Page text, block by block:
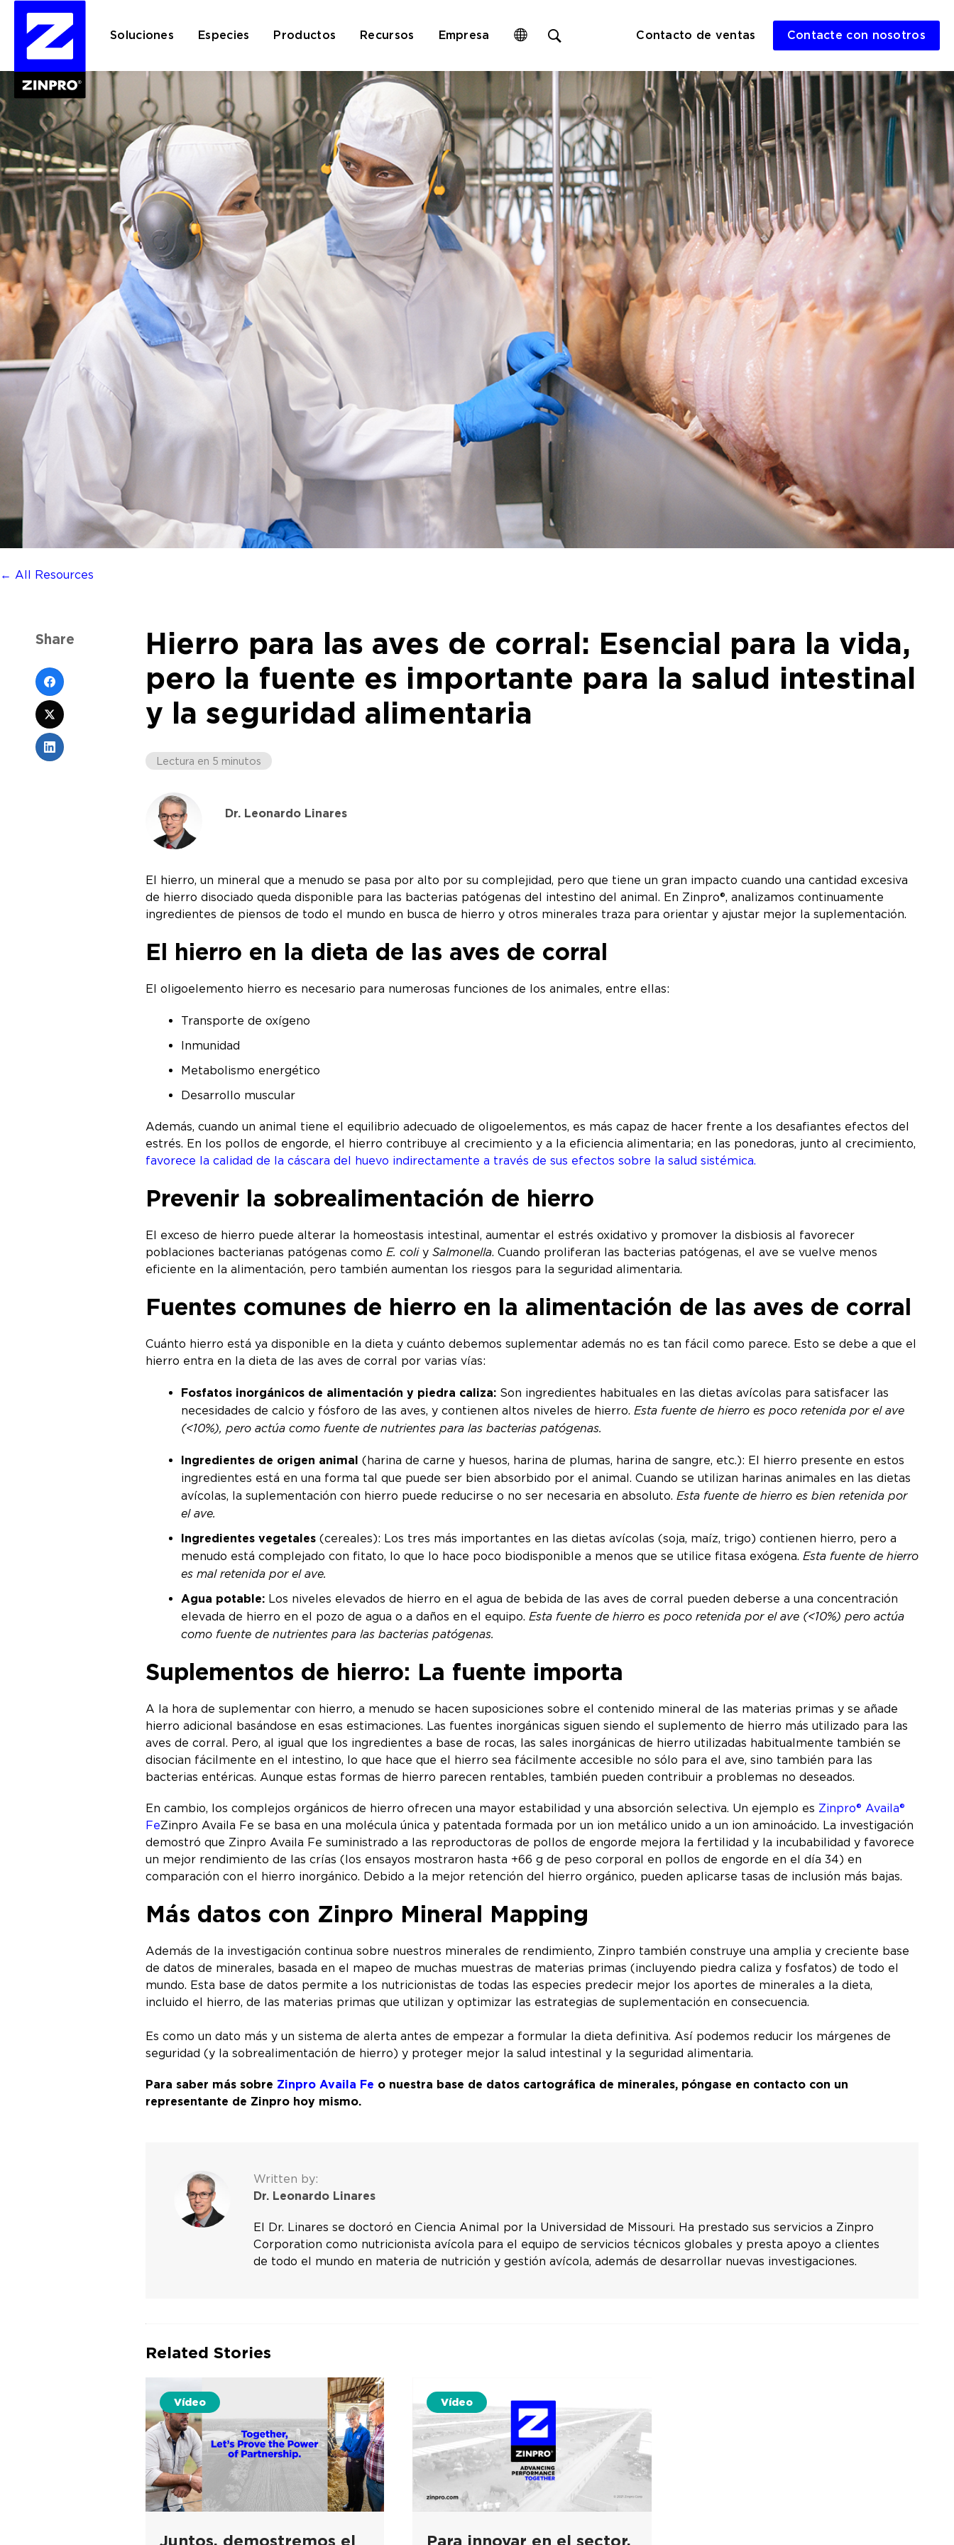
Soluciones Especies Productos Recursos Empresa
search
form
Contacto de ventas Contacte con nosotros
Buscar:
← All Resources
Hierro para las aves de corral: Esencial para la vida,
pero la fuente es importante para la salud intestinal
y la seguridad alimentaria
Lectura en 5 minutos
Dr. Leonardo Linares
El hierro, un mineral que a menudo se pasa por alto por su complejidad, pero que tiene un gran impacto cuando una cantidad excesiva
de hierro disociado queda disponible para las bacterias patógenas del intestino del animal. En Zinpro®, analizamos continuamente
ingredientes de piensos de todo el mundo en busca de hierro y otros minerales traza para orientar y ajustar mejor la suplementación.
El hierro en la dieta de las aves de corral
El oligoelemento hierro es necesario para numerosas funciones de los animales, entre ellas:
Transporte de oxígeno
Inmunidad
Metabolismo energético
Desarrollo muscular
Además, cuando un animal tiene el equilibrio adecuado de oligoelementos, es más capaz de hacer frente a los desafiantes efectos del
estrés. En los pollos de engorde, el hierro contribuye al crecimiento y a la eficiencia alimentaria; en las ponedoras, junto al crecimiento,
favorece la calidad de la cáscara del huevo indirectamente a través de sus efectos sobre la salud sistémica.
Prevenir la sobrealimentación de hierro
El exceso de hierro puede alterar la homeostasis intestinal, aumentar el estrés oxidativo y promover la disbiosis al favorecer
poblaciones bacterianas patógenas como E. coliy Salmonella. Cuando proliferan las bacterias patógenas, el ave se vuelve menos
eficiente en la alimentación, pero también aumentan los riesgos para la seguridad alimentaria.
Fuentes comunes de hierro en la alimentación de las aves de corral
Cuánto hierro está ya disponible en la dieta y cuánto debemos suplementar además no es tan fácil como parece. Esto se debe a que el
hierro entra en la dieta de las aves de corral por varias vías:
Fosfatos inorgánicos de alimentación y piedra caliza: Son ingredientes habituales en las dietas avícolas para satisfacer las
necesidades de calcio y fósforo de las aves, y contienen altos niveles de hierro. Esta fuente de hierro es poco retenida por el ave
(<10%), pero actúa como fuente de nutrientes para las bacterias patógenas.
Ingredientes de origen animal (harina de carne y huesos, harina de plumas, harina de sangre, etc.): El hierro presente en estos
ingredientes está en una forma tal que puede ser bien absorbido por el animal. Cuando se utilizan harinas animales en las dietas
avícolas, la suplementación con hierro puede reducirse o no ser necesaria en absoluto. Esta fuente de hierro es bien retenida por
el ave.
Ingredientes vegetales (cereales): Los tres más importantes en las dietas avícolas (soja, maíz, trigo) contienen hierro, pero a
menudo está complejado con fitato, lo que lo hace poco biodisponible a menos que se utilice fitasa exógena. Esta fuente de hierro
es mal retenida por el ave.
Agua potable: Los niveles elevados de hierro en el agua de bebida de las aves de corral pueden deberse a una concentración
elevada de hierro en el pozo de agua o a daños en el equipo. Esta fuente de hierro es poco retenida por el ave (<10%) pero actúa
como fuente de nutrientes para las bacterias patógenas.
Suplementos de hierro: La fuente importa
A la hora de suplementar con hierro, a menudo se hacen suposiciones sobre el contenido mineral de las materias primas y se añade
hierro adicional basándose en esas estimaciones. Las fuentes inorgánicas siguen siendo el suplemento de hierro más utilizado para las
aves de corral. Pero, al igual que los ingredientes a base de rocas, las sales inorgánicas de hierro utilizadas habitualmente también se
disocian fácilmente en el intestino, lo que hace que el hierro sea fácilmente accesible no sólo para el ave, sino también para las
bacterias entéricas. Aunque estas formas de hierro parecen rentables, también pueden contribuir a problemas no deseados.
En cambio, los complejos orgánicos de hierro ofrecen una mayor estabilidad y una absorción selectiva. Un ejemplo es Zinpro® Availa®
FeZinpro Availa Fe se basa en una molécula única y patentada formada por un ion metálico unido a un ion aminoácido. La investigación
demostró que Zinpro Availa Fe suministrado a las reproductoras de pollos de engorde mejora la fertilidad y la incubabilidad y favorece
un mejor rendimiento de las crías (los ensayos mostraron hasta +66 g de peso corporal en pollos de engorde en el día 34) en
comparación con el hierro inorgánico. Debido a la mejor retención del hierro orgánico, pueden aplicarse tasas de inclusión más bajas.
Más datos con Zinpro Mineral Mapping
Además de la investigación continua sobre nuestros minerales de rendimiento, Zinpro también construye una amplia y creciente base
de datos de minerales, basada en el mapeo de muchas muestras de materias primas (incluyendo piedra caliza y fosfatos) de todo el
mundo. Esta base de datos permite a los nutricionistas de todas las especies predecir mejor los aportes de minerales a la dieta,
incluido el hierro, de las materias primas que utilizan y optimizar las estrategias de suplementación en consecuencia.
Es como un dato más y un sistema de alerta antes de empezar a formular la dieta definitiva. Así podemos reducir los márgenes de
seguridad (y la sobrealimentación de hierro) y proteger mejor la salud intestinal y la seguridad alimentaria.
Para saber más sobre Zinpro Availa Fe o nuestra base de datos cartográfica de minerales, póngase en contacto con un
representante de Zinpro hoy mismo.
Written by:
Dr. Leonardo Linares
El Dr. Linares se doctoró en Ciencia Animal por la Universidad de Missouri. Ha prestado sus servicios a Zinpro
Corporation como nutricionista avícola para el equipo de servicios técnicos globales y presta apoyo a clientes
de todo el mundo en materia de nutrición y gestión avícola, además de desarrollar nuevas investigaciones.
Related Stories
Vídeo
Juntos, demostremos el
Vídeo
Para innovar en el sector,
Share